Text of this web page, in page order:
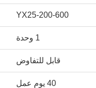
YX25-200-600
1 وحدة
قابل للتفاوض
40 يوم عمل